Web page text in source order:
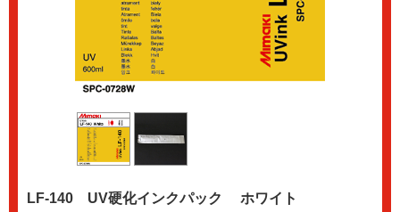
LF-140 UV硬化インクパック ホワイト